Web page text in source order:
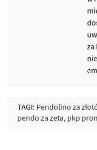
za
TAGI: Pendolino za
pendo za zeta,pkp